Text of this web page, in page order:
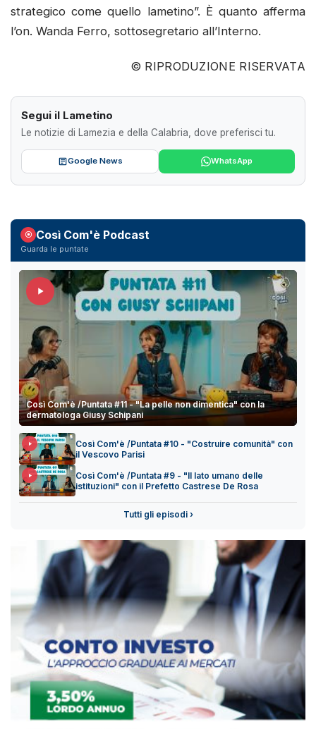
strategico come quello lametino”. È quanto afferma
l’on. Wanda Ferro, sottosegretario all’Interno.
© RIPRODUZIONE RISERVATA
Segui il Lametino
Le notizie di Lamezia e della Calabria, dove preferisci tu.
Google News WhatsApp
Così Com'è Podcast
Guarda le puntate
Così Com'è /Puntata #11 - "La pelle non dimentica" con la
dermatologa Giusy Schipani
Così Com'è /Puntata #10 - "Costruire comunità" con
il Vescovo Parisi
Così Com'è /Puntata #9 - "Il lato umano delle
istituzioni" con il Prefetto Castrese De Rosa
Tutti gli episodi ›